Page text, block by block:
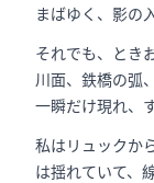
まばゆく、影の
それでも、とき
川面、鉄橋の弧
一瞬だけ現れ、
私はリュックか
は揺れていて、